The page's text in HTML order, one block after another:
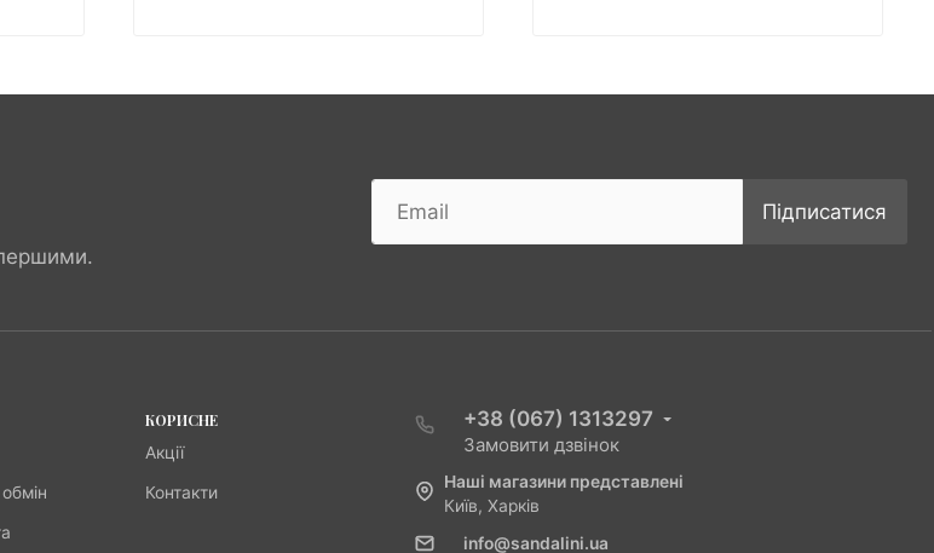
першими.
Підписатися
КОРИСНЕ
Акції
Контакти
+38 (067) 1313297
Замовити дзвінок
Наші магазини представлені
Київ, Харків
info@sandalini.ua